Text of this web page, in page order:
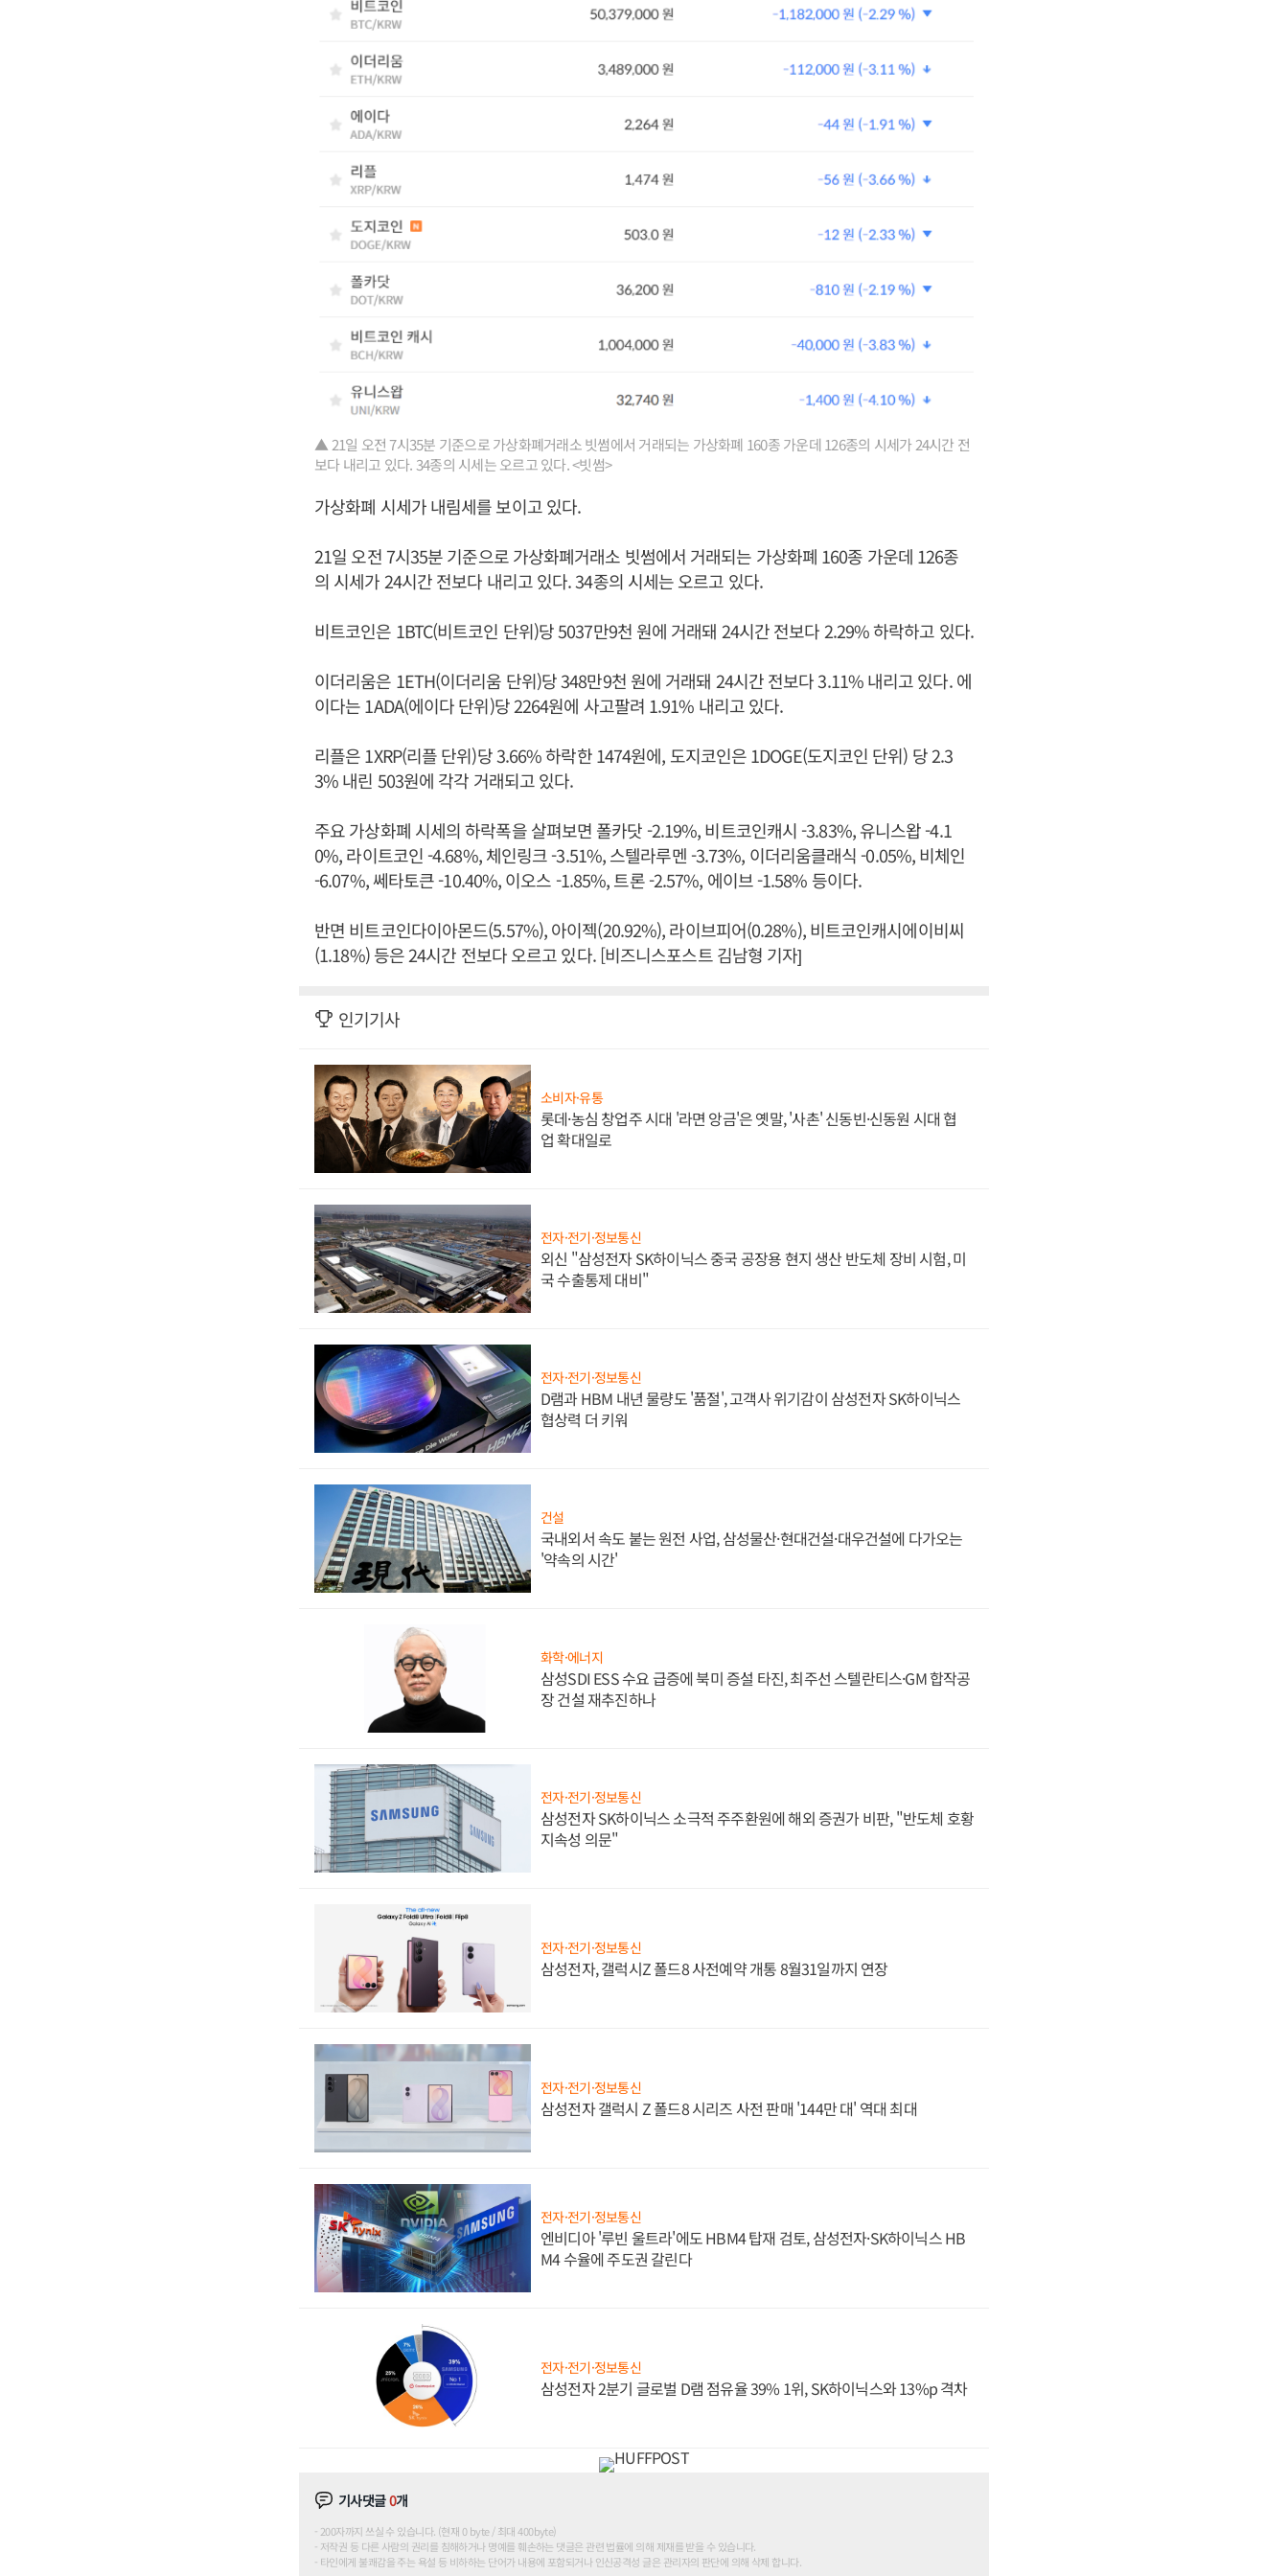
▲ 21일 오전 7시35분 기준으로 가상화폐거래소 빗썸에서 거래되는 가상화폐 160종 가운데 126종의 시세가 24시간 전
보다 내리고 있다. 34종의 시세는 오르고 있다. <빗썸>
가상화폐 시세가 내림세를 보이고 있다.
21일 오전 7시35분 기준으로 가상화폐거래소 빗썸에서 거래되는 가상화폐 160종 가운데 126종
의 시세가 24시간 전보다 내리고 있다. 34종의 시세는 오르고 있다.
비트코인은 1BTC(비트코인 단위)당 5037만9천 원에 거래돼 24시간 전보다 2.29% 하락하고 있다.
이더리움은 1ETH(이더리움 단위)당 348만9천 원에 거래돼 24시간 전보다 3.11% 내리고 있다. 에
이다는 1ADA(에이다 단위)당 2264원에 사고팔려 1.91% 내리고 있다.
리플은 1XRP(리플 단위)당 3.66% 하락한 1474원에, 도지코인은 1DOGE(도지코인 단위) 당 2.3
3% 내린 503원에 각각 거래되고 있다.
주요 가상화폐 시세의 하락폭을 살펴보면 폴카닷 -2.19%, 비트코인캐시 -3.83%, 유니스왑 -4.1
0%, 라이트코인 -4.68%, 체인링크 -3.51%, 스텔라루멘 -3.73%, 이더리움클래식 -0.05%, 비체인
-6.07%, 쎄타토큰 -10.40%, 이오스 -1.85%, 트론 -2.57%, 에이브 -1.58% 등이다.
반면 비트코인다이아몬드(5.57%), 아이젝(20.92%), 라이브피어(0.28%), 비트코인캐시에이비씨
(1.18%) 등은 24시간 전보다 오르고 있다. [비즈니스포스트 김남형 기자]
인기기사
소비자·유통
롯데·농심 창업주 시대 '라면 앙금'은 옛말, '사촌' 신동빈·신동원 시대 협
업 확대일로
전자·전기·정보통신
외신 "삼성전자 SK하이닉스 중국 공장용 현지 생산 반도체 장비 시험, 미
국 수출통제 대비"
전자·전기·정보통신
D램과 HBM 내년 물량도 '품절', 고객사 위기감이 삼성전자 SK하이닉스
협상력 더 키워
건설
국내외서 속도 붙는 원전 사업, 삼성물산·현대건설·대우건설에 다가오는
'약속의 시간'
화학·에너지
삼성SDI ESS 수요 급증에 북미 증설 타진, 최주선 스텔란티스·GM 합작공
장 건설 재추진하나
전자·전기·정보통신
삼성전자 SK하이닉스 소극적 주주환원에 해외 증권가 비판, "반도체 호황
지속성 의문"
전자·전기·정보통신
삼성전자, 갤럭시Z 폴드8 사전예약 개통 8월31일까지 연장
전자·전기·정보통신
삼성전자 갤럭시 Z 폴드8 시리즈 사전 판매 '144만 대' 역대 최대
전자·전기·정보통신
엔비디아 '루빈 울트라'에도 HBM4 탑재 검토, 삼성전자·SK하이닉스 HB
M4 수율에 주도권 갈린다
전자·전기·정보통신
삼성전자 2분기 글로벌 D램 점유율 39% 1위, SK하이닉스와 13%p 격차
기사댓글0개
200자까지 쓰실 수 있습니다. (현재 0 byte / 최대 400byte)
저작권 등 다른 사람의 권리를 침해하거나 명예를 훼손하는 댓글은 관련 법률에 의해 제재를 받을 수 있습니다.
타인에게 불쾌감을 주는 욕설 등 비하하는 단어가 내용에 포함되거나 인신공격성 글은 관리자의 판단에 의해 삭제 합니다.